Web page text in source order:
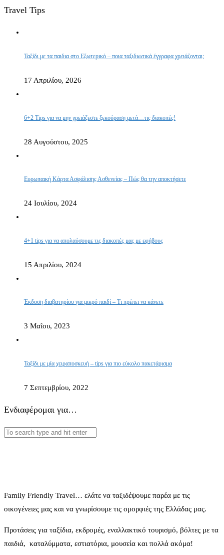
Travel Tips
Ταξίδι με τα παιδια στο Εξωτερικό – ποια ταξιδιωτικά έγγραφα χρειάζονται;
17 Απριλίου, 2026
6+2 Tips για να μην χρειάζεστε ξεκούραση μετά…τις διακοπές!
28 Αυγούστου, 2025
Ευρωπαική Κάρτα Ασφάλισης Ασθενείας – Πώς θα την αποκτήσετε
24 Ιουλίου, 2024
4+1 tips για να απολαύσουμε τις διακοπές μας με εφήβους
15 Απριλίου, 2024
Έκδοση διαβατηρίου για μικρό παιδί – Τι πρέπει να κάνετε
3 Μαΐου, 2023
Ταξίδι με μία χειραποσκευή – tips για πιο εύκολο πακετάρισμα
7 Σεπτεμβρίου, 2022
Ενδιαφέρομαι για…
Family Friendly Travel… ελάτε να ταξιδέψουμε παρέα με τις
οικογένειες μας και να γνωρίσουμε τις ομορφιές της Ελλάδας μας.
Προτάσεις για ταξίδια, εκδρομές, εναλλακτικό τουρισμό, βόλτες με τα
παιδιά, καταλύμματα, εστιατόρια, μουσεία και πολλά ακόμα!